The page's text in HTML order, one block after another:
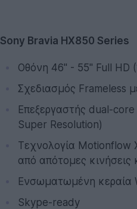
Sony Bravia HX850 Series
Οθόνη 46'' - 55'' Full HD
Σχεδιασμός Frameless
Επεξεργαστής dual-
Super Resolution)
Τεχνολογία Motionflow
από απότομες κινήσεις
Ενσωματωμένη κεραία
Skype-ready